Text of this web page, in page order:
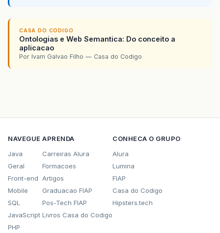
CASA DO CODIGO
Ontologias e Web Semantica: Do conceito a
aplicacao
Por Ivam Galvao Filho — Casa do Codigo
NAVEGUE
Java
Geral
Front-end
Mobile
SQL
JavaScript
PHP
APRENDA
Carreiras Alura
Formacoes
Artigos
Graduacao FIAP
Pos-Tech FIAP
Livros Casa do Codigo
CONHECA O GRUPO
Alura
Lumina
FIAP
Casa do Codigo
Hipsters.tech